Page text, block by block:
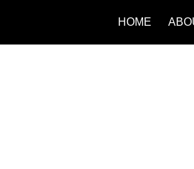
HOME